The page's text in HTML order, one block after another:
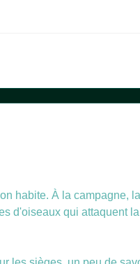
habite. À la campagne, la
d'oiseaux qui attaquent la